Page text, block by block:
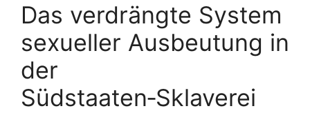
Das verdrängte System
sexueller Ausbeutung in
der
Südstaaten‑Sklaverei